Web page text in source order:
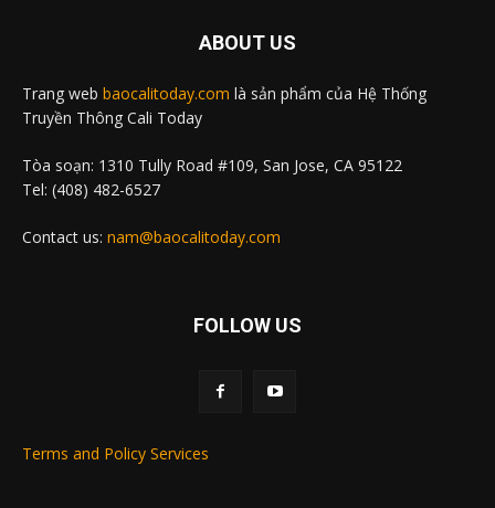
ABOUT US
Trang web baocalitoday.com là sản phẩm của Hệ Thống
Truyền Thông Cali Today
Tòa soạn: 1310 Tully Road #109, San Jose, CA 95122
Tel: (408) 482-6527
Contact us: nam@baocalitoday.com
FOLLOW US
Terms and Policy Services